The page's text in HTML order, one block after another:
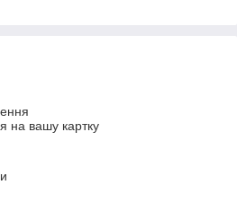
на вашу картку